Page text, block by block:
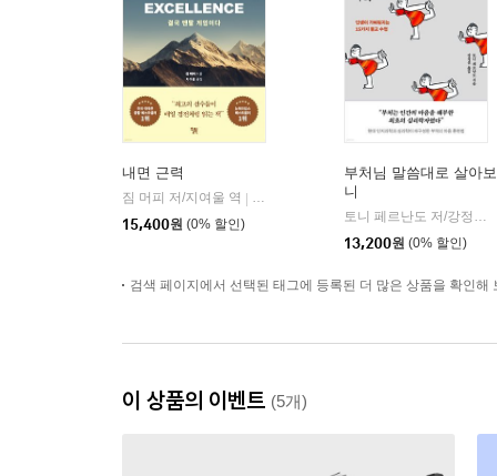
내면 근력
짐 머피 저/지여울 역 |
15,400원 (0% 할인)
부처님 말씀대로 살아보
니
13,200원 (0% 할인)
검색 페이지에서 선택된 태그에 등록된 더 많은 상품을 확인해
이 상품의 이벤트 (5개)